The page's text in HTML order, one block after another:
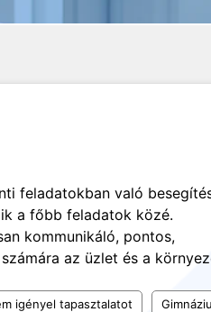
feladatokban való
a főbb feladatok közé.
kommunikáló, pontos,
az üzlet és a
igényel tapasztalatot